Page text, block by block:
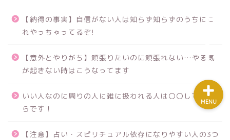
【納得の事実】自信がない人は知らず知らずのうちにこ
れやっちゃってるぞ!
【意外とやりがち】頑張りたいのに頑張れない…やる気
が起きない時はこうなってます
いい人なのに周りの人に雑に扱われる人は〇〇してるか
らです！
【注意】占い・スピリチュアル依存になりやすい人の3つ
MENU